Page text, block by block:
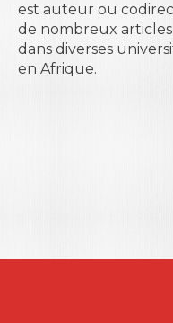
est auteur ou
de nombreux
dans diverses
en Afrique.